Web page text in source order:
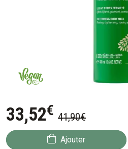
33,52€ 41,90€
Ajouter